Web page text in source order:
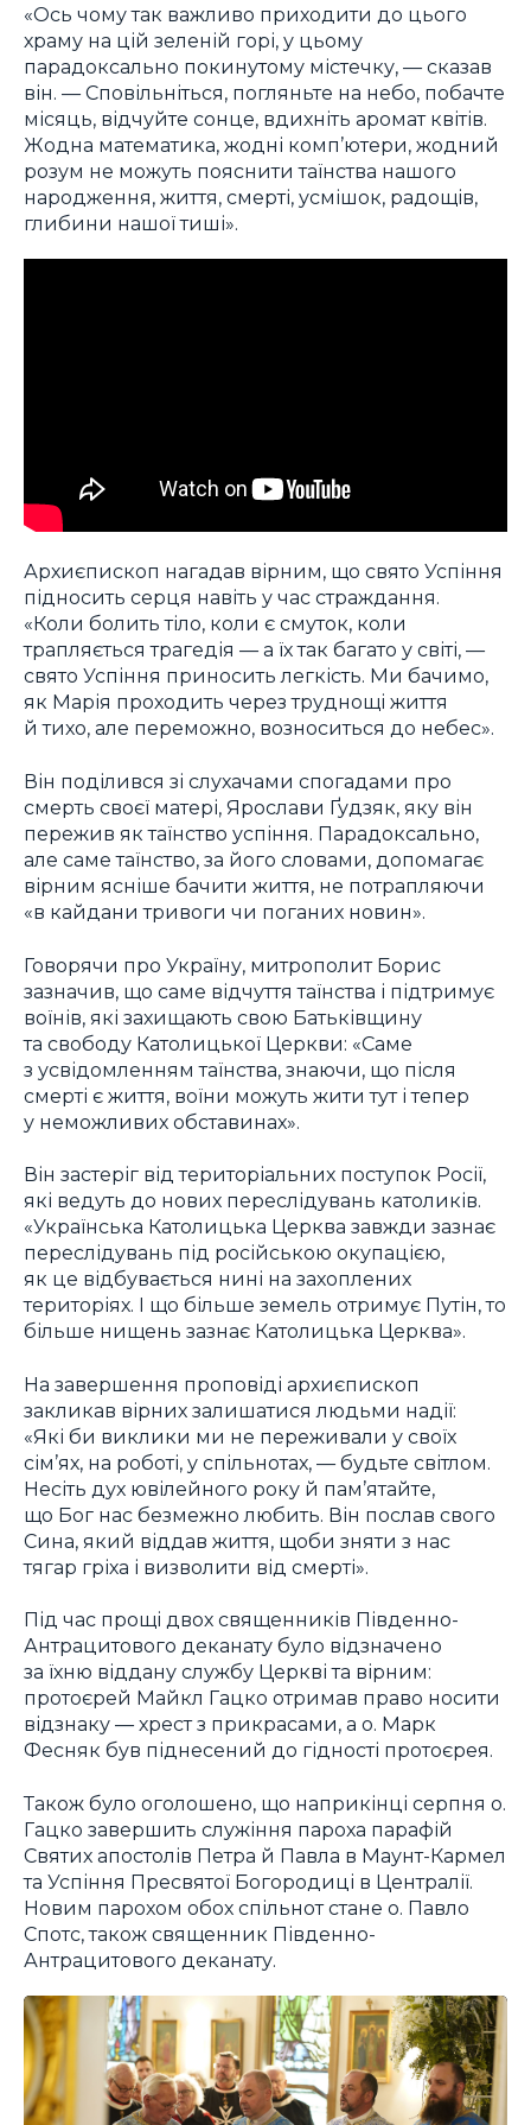
«Ось чому так важливо приходити до цього
храму на цій зеленій горі, у цьому
парадоксально покинутому містечку, — сказав
він. — Сповільніться, погляньте на небо, побачте
місяць, відчуйте сонце, вдихніть аромат квітів.
Жодна математика, жодні комп’ютери, жодний
розум не можуть пояснити таїнства нашого
народження, життя, смерті, усмішок, радощів,
глибини нашої тиші».
Архиєпископ нагадав вірним, що свято Успіння
підносить серця навіть у час страждання.
«Коли болить тіло, коли є смуток, коли
трапляється трагедія — а їх так багато у світі, —
свято Успіння приносить легкість. Ми бачимо,
як Марія проходить через труднощі життя
й тихо, але переможно, возноситься до небес».
Він поділився зі слухачами спогадами про
смерть своєї матері, Ярослави Ґудзяк, яку він
пережив як таїнство успіння. Парадоксально,
але саме таїнство, за його словами, допомагає
вірним ясніше бачити життя, не потрапляючи
«в кайдани тривоги чи поганих новин».
Говорячи про Україну, митрополит Борис
зазначив, що саме відчуття таїнства і підтримує
воїнів, які захищають свою Батьківщину
та свободу Католицької Церкви: «Саме
з усвідомленням таїнства, знаючи, що після
смерті є життя, воїни можуть жити тут і тепер
у неможливих обставинах».
Він застеріг від територіальних поступок Росії,
які ведуть до нових переслідувань католиків.
«Українська Католицька Церква завжди зазнає
переслідувань під російською окупацією,
як це відбувається нині на захоплених
територіях. І що більше земель отримує Путін, то
більше нищень зазнає Католицька Церква».
На завершення проповіді архиєпископ
закликав вірних залишатися людьми надії:
«Які би виклики ми не переживали у своїх
сім’ях, на роботі, у спільнотах, — будьте світлом.
Несіть дух ювілейного року й пам’ятайте,
що Бог нас безмежно любить. Він послав свого
Сина, який віддав життя, щоби зняти з нас
тягар гріха і визволити від смерті».
Під час прощі двох священників Південно-
Антрацитового деканату було відзначено
за їхню віддану службу Церкві та вірним:
протоєрей Майкл Гацко отримав право носити
відзнаку — хрест з прикрасами, а о. Марк
Фесняк був піднесений до гідності протоєрея.
Також було оголошено, що наприкінці серпня о.
Гацко завершить служіння пароха парафій
Святих апостолів Петра й Павла в Маунт-Кармел
та Успіння Пресвятої Богородиці в Централії.
Новим парохом обох спільнот стане о. Павло
Спотс, також священник Південно-
Антрацитового деканату.